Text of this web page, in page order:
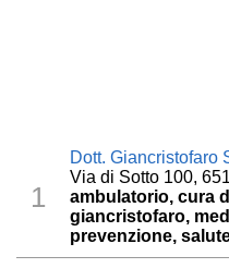
1
Dott. Giancristofaro
Via di Sotto 100,
ambulatorio, cura
giancristofaro,
prevenzione,